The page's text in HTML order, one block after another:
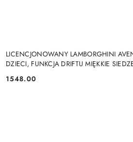
LICENCJONOWANY LAMBORGHINI
DZIECI, FUNKCJA DRIFTU MIĘKKIE
Cena:
1548.00